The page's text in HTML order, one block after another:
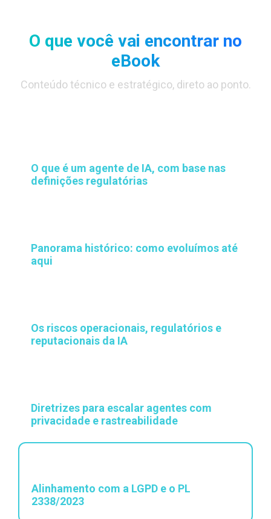
O que você vai encontrar no
eBook
Conteúdo técnico e estratégico, direto ao ponto.
O que é um agente de IA, com base nas
definições regulatórias
Panorama histórico: como evoluímos até
aqui
Os riscos operacionais, regulatórios e
reputacionais da IA
Diretrizes para escalar agentes com
privacidade e rastreabilidade
Alinhamento com a LGPD e o PL
2338/2023